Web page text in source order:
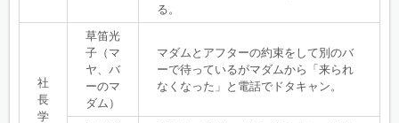
る。
社
長
学
草笛光
子（マ
ヤ、バ
ーのマ
ダム）
マダムとアフターの約束をして別のバ
ーで待っているがマダムから「来られ
なくなった」と電話でドタキャン。